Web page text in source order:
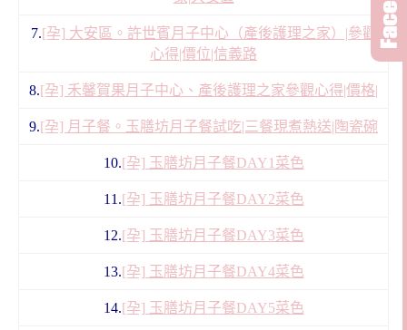
7.[孕] 大安區。許世賓月子中心（產後護理之家）|參觀
心得|價位|信義路
8.[孕] 禾馨賀果月子中心、產後護理之家參觀心得|價格|
9.[孕] 月子餐。玉膳坊月子餐試吃|三餐現煮熱送|陶瓷碗
10.[孕] 玉膳坊月子餐DAY1菜色
11.[孕] 玉膳坊月子餐DAY2菜色
12.[孕] 玉膳坊月子餐DAY3菜色
13.[孕] 玉膳坊月子餐DAY4菜色
14.[孕] 玉膳坊月子餐DAY5菜色